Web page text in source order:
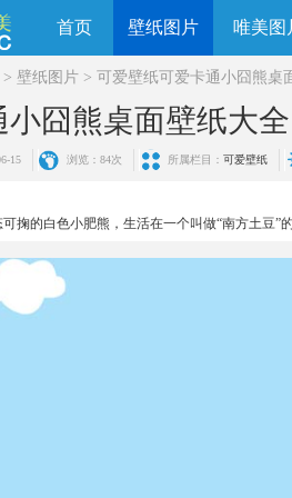
首页 壁纸图片 唯美图
> 壁纸图片 > 可爱壁纸可爱卡通小囧熊桌
小囧熊桌面壁纸大全
15 浏览： 84次 所属栏目： 可爱壁纸
掬的白色小肥熊，生活在一个叫做“南方土豆